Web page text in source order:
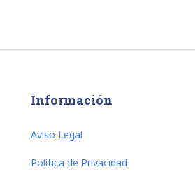
Información
Aviso Legal
Política de Privacidad